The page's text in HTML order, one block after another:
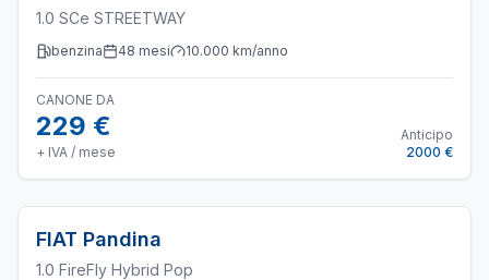
1.0 SCe STREETWAY
benzina 48 mesi 10.000 km/anno
CANONE DA
229 €
+ IVA / mese
Anticipo
2000 €
FIAT Pandina
1.0 FireFly Hybrid Pop